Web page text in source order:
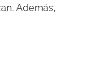
Además,